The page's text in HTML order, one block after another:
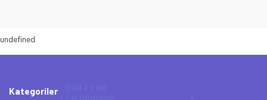
undefined
Kategoriler